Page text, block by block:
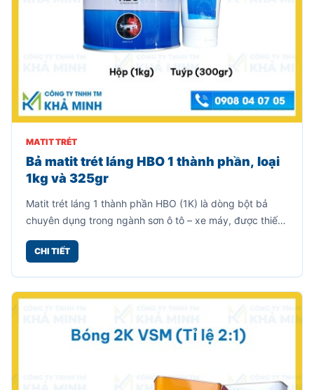
MATIT TRÉT
Bả matit trét láng HBO 1 thành phần, loại
1kg và 325gr
Matit trét láng 1 thành phần HBO (1K) là dòng bột bả
chuyên dụng trong ngành sơn ô tô – xe máy, được thiết
sơn phủ hoàn thiện.
CHI TIẾT